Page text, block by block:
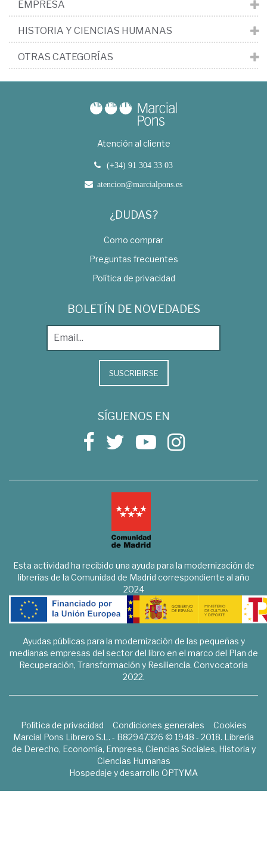
EMPRESA
HISTORIA Y CIENCIAS HUMANAS
OTRAS CATEGORÍAS
Atención al cliente
(+34) 91 304 33 03
atencion@marcialpons.es
¿DUDAS?
Como comprar
Preguntas frecuentes
Política de privacidad
BOLETÍN DE NOVEDADES
SUSCRIBIRSE
SÍGUENOS EN
Esta actividad ha recibido una ayuda para la modernización de
librerías de la Comunidad de Madrid correspondiente al año
2024
Ayudas públicas para la modernización de las pequeñas y
medianas empresas del sector del libro en el marco del Plan de
Recuperación, Transformación y Resiliencia. Convocatoria
2022.
Política de privacidad Condiciones generales
Cookies
Marcial Pons Librero S.L. - B82947326 © 1948 - 2018. Librería
de Derecho, Economía, Empresa, Ciencias Sociales, Historia y
Ciencias Humanas
Hospedaje y desarrollo OPTYMA